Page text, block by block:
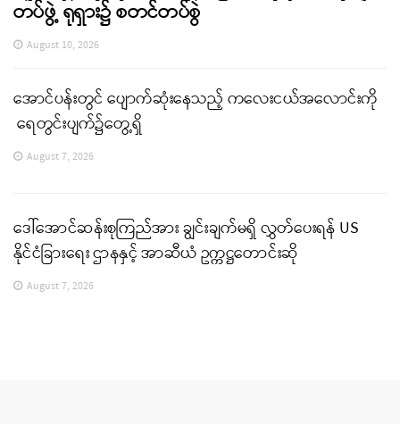
တပ်ဖွဲ့ ရုရှား၌ စတင်တပ်စွဲ
August 10, 2026
အောင်ပန်းတွင် ပျောက်ဆုံးနေသည့် ကလေးငယ်အလောင်းကို
ရေတွင်းပျက်၌တွေ့ရှိ
August 7, 2026
ဒေါ်အောင်ဆန်းစုကြည်အား ချွင်းချက်မရှိ လွှတ်ပေးရန် US
နိုင်ငံခြားရေး ဌာနနှင့် အာဆီယံ ဥက္ကဋ္ဌတောင်းဆို
August 7, 2026